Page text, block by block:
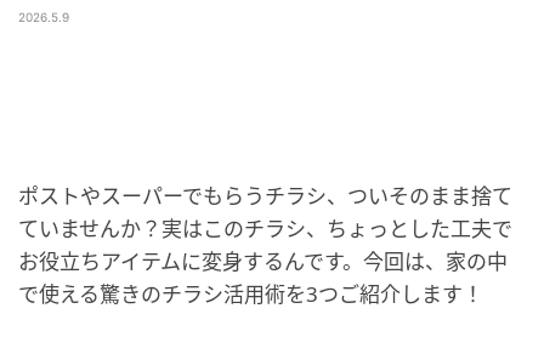
2026.5.9
ポストやスーパーでもらうチラシ、ついそのまま捨て
ていませんか？実はこのチラシ、ちょっとした工夫で
お役立ちアイテムに変身するんです。今回は、家の中
で使える驚きのチラシ活用術を3つご紹介します！